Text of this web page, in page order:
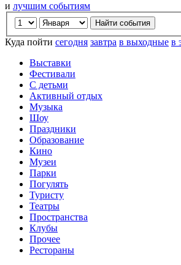
и лучшим событиям
Куда пойти сегодня завтра в выходные в
Выставки
Фестивали
С детьми
Активный отдых
Музыка
Шоу
Праздники
Образование
Кино
Музеи
Парки
Погулять
Туристу
Театры
Пространства
Клубы
Прочее
Рестораны